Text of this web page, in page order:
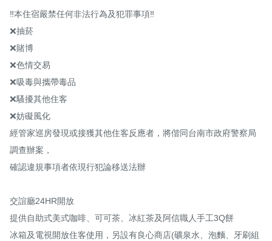
‼️本住宿嚴禁任何非法行為及犯罪事項‼️
❌抽菸
❌賭博
❌色情交易
❌吸毒與攜帶毒品
❌騷擾其他住客
❌妨礙風化
經管家巡房發現或接獲其他住客反應者，將偕同台南市政府警察局
調查辦案，
確認違規事項者依現行犯論移送法辦
交誼廳24HR開放
提供自助式美式咖啡、可可茶、冰紅茶及阿信職人手工3Q餅
冰箱及電視開放住客使用，另設有良心商店(礦泉水、泡麵、牙刷組